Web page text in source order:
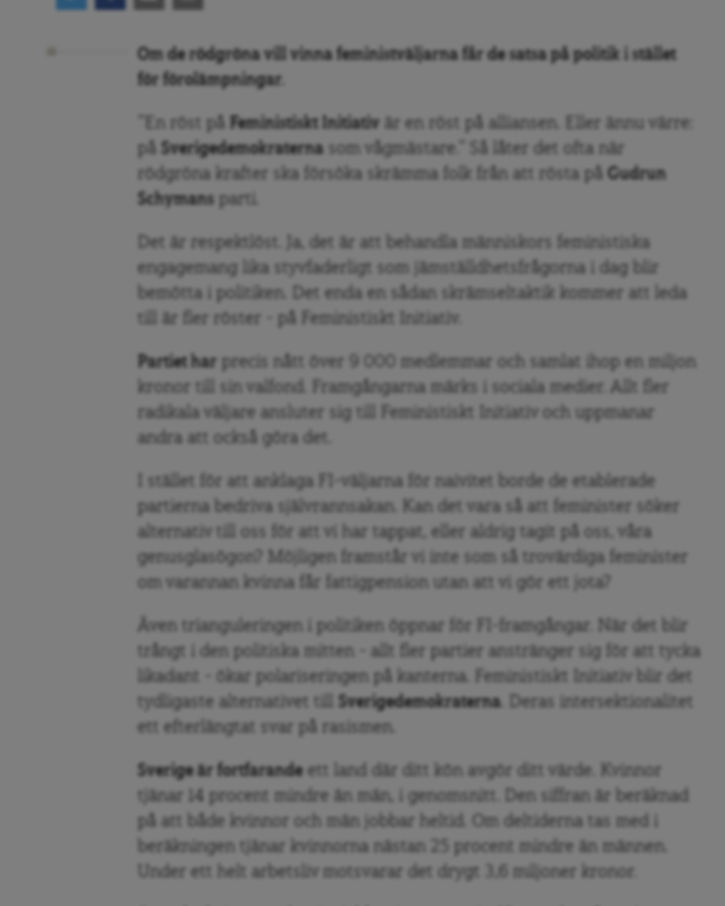
Om de rödgröna vill vinna feministväljarna får de satsa på politik i stället
för förolämpningar.
Feministiskt Initiativ är en röst på alliansen. Eller ännu värre:
Sverigedemokraterna som vågmästare.” Så låter det ofta när
rödgröna krafter ska försöka skrämma folk från att rösta på Gudrun
Schymans parti.
Det är respektlöst. Ja, det är att behandla människors feministiska
engagemang lika styvfaderligt som jämställdhetsfrågorna i dag blir
bemötta i politiken. Det enda en sådan skrämseltaktik kommer att leda
till är fler röster – på Feministiskt Initiativ.
Partiet har precis nått över 9 000 medlemmar och samlat ihop en miljon
kronor till sin valfond. Framgångarna märks i sociala medier. Allt fler
radikala väljare ansluter sig till Feministiskt Initiativ och uppmanar
andra att också göra det.
I stället för att anklaga FI-väljarna för naivitet borde de etablerade
partierna bedriva självrannsakan. Kan det vara så att feminister söker
alternativ till oss för att vi har tappat, eller aldrig tagit på oss, våra
genusglasögon? Möjligen framstår vi inte som så trovärdiga feminister
om varannan kvinna får fattigpension utan att vi gör ett jota?
Även trianguleringen i politiken öppnar för FI-framgångar. När det blir
trångt i den politiska mitten – allt fler partier anstränger sig för att tycka
likadant – ökar polariseringen på kanterna. Feministiskt Initiativ blir det
tydligaste alternativet till
Sverigedemokraterna. Deras intersektionalitet
ett efterlängtat svar på rasismen.
Sverige är fortfarandeett land där ditt kön avgör ditt värde. Kvinnor
tjänar 14 procent mindre än män, i genomsnitt. Den siffran är beräknad
på att både kvinnor och män jobbar heltid. Om deltiderna tas med i
beräkningen tjänar kvinnorna nästan 25 procent mindre än männen.
Under ett helt arbetsliv motsvarar det drygt 3,6 miljoner kronor.